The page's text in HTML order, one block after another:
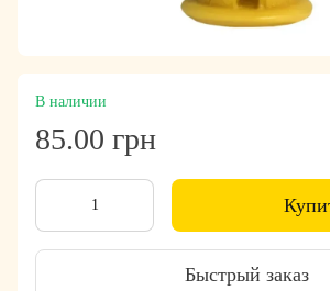
В наличии
85.00 грн
Быстрый заказ